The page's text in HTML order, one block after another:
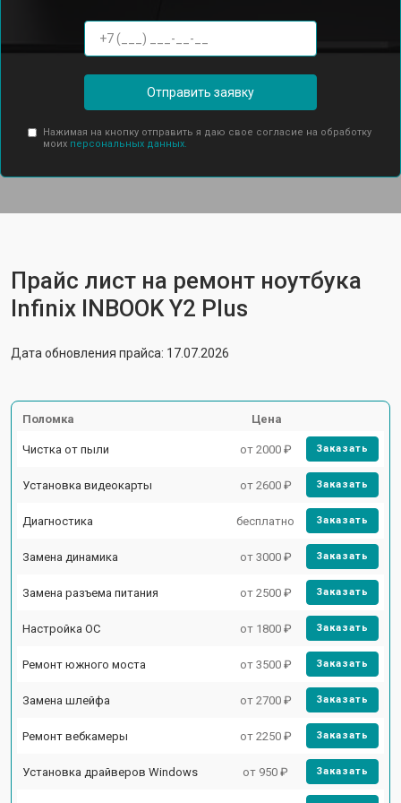
Отправить заявку
Нажимая на кнопку отправить я даю свое согласие на обработку
моих персональных данных.
Прайс лист на ремонт ноутбука
Infinix INBOOK Y2 Plus
Дата обновления прайса: 17.07.2026
Поломка Цена
Чистка от пыли от 2000 ₽ Заказать
Установка видеокарты от 2600 ₽ Заказать
Диагностика бесплатно Заказать
Замена динамика от 3000 ₽ Заказать
Замена разъема питания от 2500 ₽ Заказать
Настройка ОС от 1800 ₽ Заказать
Ремонт южного моста от 3500 ₽ Заказать
Замена шлейфа от 2700 ₽ Заказать
Ремонт вебкамеры от 2250 ₽ Заказать
Установка драйверов Windows от 950 ₽ Заказать